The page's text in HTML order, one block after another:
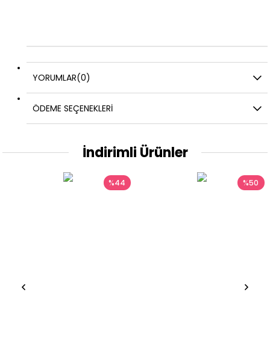
YORUMLAR(0)
ÖDEME SEÇENEKLERI
İndirimli Ürünler
%44 %50